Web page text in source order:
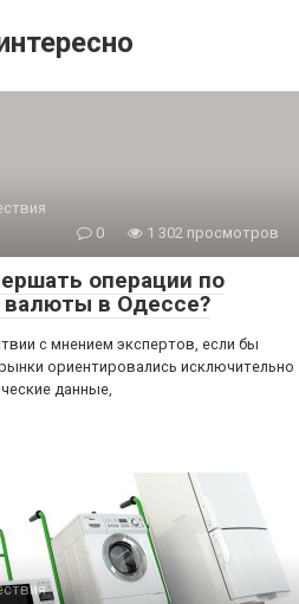
0
1 302 просмотров
операции по
валюты в Одессе?
с мнением экспертов, если бы
ориентировались исключительно
данные,